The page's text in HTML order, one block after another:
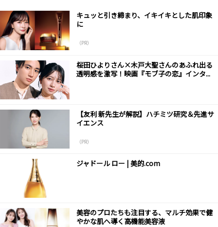
キュッと引き締まり、イキイキとした肌印象
に
（PR）
桜田ひよりさん×木戸大聖さんのあふれ出る
透明感を激写！映画『モブ子の恋』インタ...
【友利 新先生が解説】ハチミツ研究＆先進サ
イエンス
（PR）
ジャドール ロー | 美的.com
美容のプロたちも注目する、マルチ効果で健
やかな肌へ導く高機能美容液